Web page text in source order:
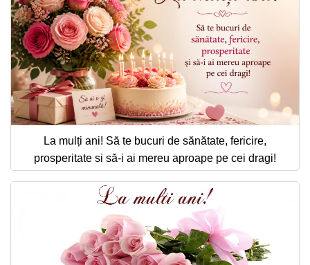
La mulți ani! Să te bucuri de sănătate, fericire,
prosperitate si să-i ai mereu aproape pe cei dragi!